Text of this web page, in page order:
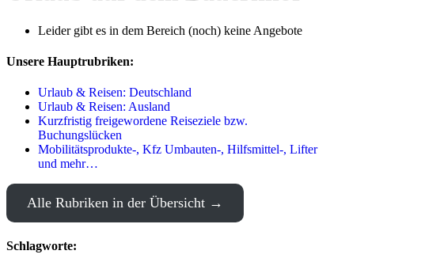
Leider gibt es in dem Bereich (noch) keine Angebote
Unsere Hauptrubriken:
Urlaub & Reisen: Deutschland
Urlaub & Reisen: Ausland
Kurzfristig freigewordene Reiseziele bzw.
Buchungslücken
Mobilitätsprodukte-, Kfz Umbauten-, Hilfsmittel-, Lifter
und mehr…
Alle Rubriken in der Übersicht
Schlagworte: